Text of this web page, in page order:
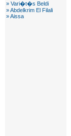
» Vari�t�s Beldi
» Abdelkrim El Filali
» Aissa